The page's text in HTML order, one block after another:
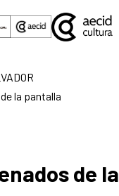
la pantalla
de la